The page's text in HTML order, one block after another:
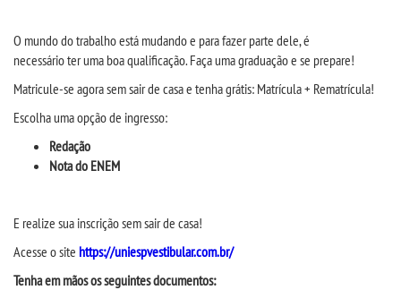
BIBLIOTECA
CPA
CPSA
O mundo do trabalho está mudando e para fazer parte dele, é
necessárioteruma boa qualificação. Façaumagraduaçãoe se prepare!
Matricule-se agora sem sair de casa e tenha grátis: Matrícula + Rematrícula!
Escolhauma opção de ingresso:
Redação
Nota do ENEM
E realize sua inscrição sem sair de casa!
Acesse o site https://uniespvestibular.com.br/
Tenha em mãos osseguintes documentos: